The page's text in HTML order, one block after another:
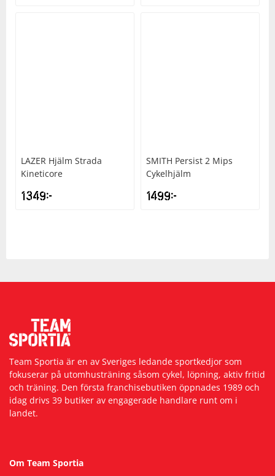
LAZER Hjälm Strada
Kineticore
1349kr
SMITH Persist 2 Mips
Cykelhjälm
1499kr
Team Sportia är en av Sveriges ledande sportkedjor som
fokuserar på utomhusträning såsom cykel, löpning, aktiv fritid
och träning. Den första franchisebutiken öppnades 1989 och
idag drivs 39 butiker av engagerade handlare runt om i
landet.
Om Team Sportia